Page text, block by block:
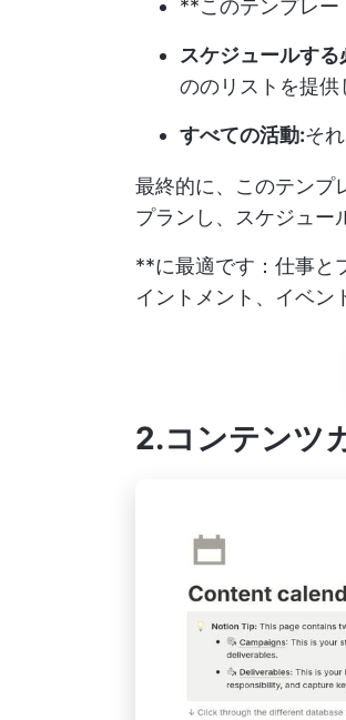
**このテンプレー
スケジュールする
ののリストを提供
すべての活動:そ
最終的に、このテンプ
プランし、スケジュー
**に最適です：仕事と
イントメント、イベン
2.コンテンツ